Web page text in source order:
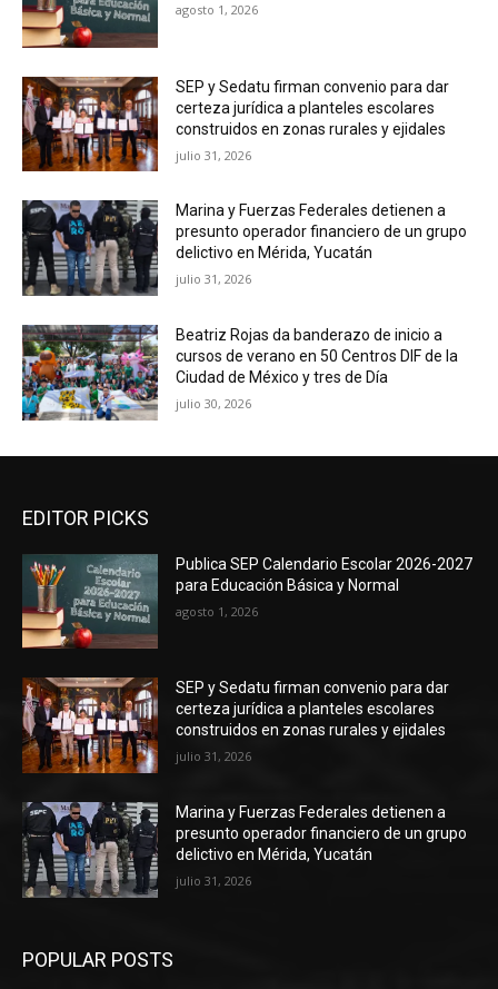
agosto 1, 2026
SEP y Sedatu firman convenio para dar
certeza jurídica a planteles escolares
construidos en zonas rurales y ejidales
julio 31, 2026
Marina y Fuerzas Federales detienen a
presunto operador financiero de un grupo
delictivo en Mérida, Yucatán
julio 31, 2026
Beatriz Rojas da banderazo de inicio a
cursos de verano en 50 Centros DIF de la
Ciudad de México y tres de Día
julio 30, 2026
EDITOR PICKS
Publica SEP Calendario Escolar 2026-2027
para Educación Básica y Normal
agosto 1, 2026
SEP y Sedatu firman convenio para dar
certeza jurídica a planteles escolares
construidos en zonas rurales y ejidales
julio 31, 2026
Marina y Fuerzas Federales detienen a
presunto operador financiero de un grupo
delictivo en Mérida, Yucatán
julio 31, 2026
POPULAR POSTS